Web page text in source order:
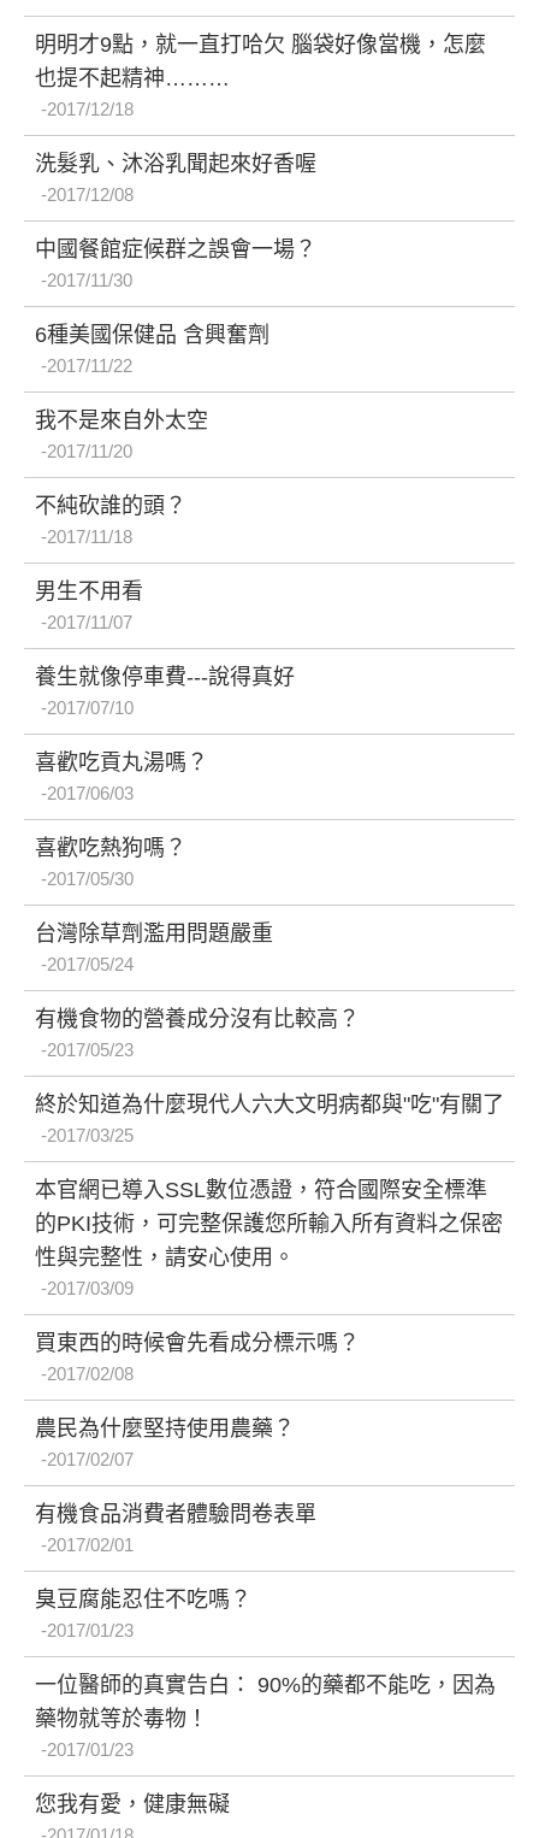
明明才9點，就一直打哈欠 腦袋好像當機，怎麼
也提不起精神………
2017/12/18
洗髮乳、沐浴乳聞起來好香喔
2017/12/08
中國餐館症候群之誤會一場？
2017/11/30
6種美國保健品 含興奮劑
2017/11/22
我不是來自外太空
2017/11/20
不純砍誰的頭？
2017/11/18
男生不用看
2017/11/07
養生就像停車費---說得真好
2017/07/10
喜歡吃貢丸湯嗎？
2017/06/03
喜歡吃熱狗嗎？
2017/05/30
台灣除草劑濫用問題嚴重
2017/05/24
有機食物的營養成分沒有比較高？
2017/05/23
終於知道為什麼現代人六大文明病都與"吃"有關了
2017/03/25
本官網已導入SSL數位憑證，符合國際安全標準
的PKI技術，可完整保護您所輸入所有資料之保密
性與完整性，請安心使用。
2017/03/09
買東西的時候會先看成分標示嗎？
2017/02/08
農民為什麼堅持使用農藥？
2017/02/07
有機食品消費者體驗問卷表單
2017/02/01
臭豆腐能忍住不吃嗎？
2017/01/23
一位醫師的真實告白： 90%的藥都不能吃，因為
藥物就等於毒物！
2017/01/23
您我有愛，健康無礙